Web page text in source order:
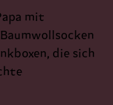
mit
die sich